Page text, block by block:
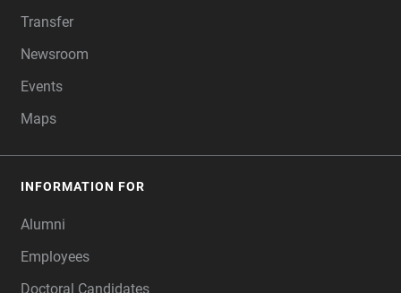
Transfer
Newsroom
Events
Maps
INFORMATION FOR
Alumni
Employees
Doctoral Candidates